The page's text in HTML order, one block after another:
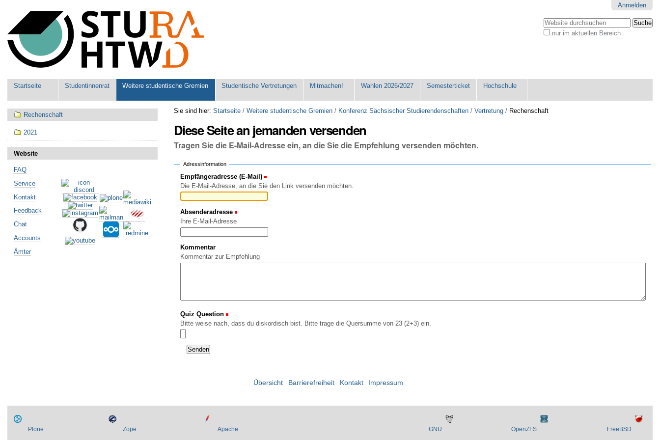
Werkzeuge
Anmelden
Website durchsuchen
nur im aktuellen Bereich
Sektionen
Startseite Studentinnenrat Weitere studentische Gremien Studentische Vertretungen Mitmachen! Wahlen 2026/2027 Semesterticket Hochschule
Sie sind hier: Startseite /Weitere studentische Gremien / Konferenz Sächsischer Studierendenschaften /Vertretung / Rechenschaft
Diese Seite an jemanden versenden
Tragen Sie die E-Mail-Adresse ein, an die Sie die Empfehlung versenden möchten.
Adressinformation
Empfängeradresse (E-Mail)
Die E-Mail-Adresse, an die Sie den Link versenden möchten.
Absenderadresse
Ihre E-Mail-Adresse
Kommentar
Kommentar zur Empfehlung
Quiz Question
Bitte weise nach, dass du diskordisch bist. Bitte trage die Quersumme von 23 (2+3) ein.
Navigation
Rechenschaft
2021
Website
FAQ
Service
Kontakt
Feedback
Chat
Accounts
Ämter
Übersicht Barrierefreiheit Kontakt Impressum
Plone Zope Apache GNU OpenZFS FreeBSD